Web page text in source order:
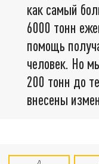
как самый
6000 тонн
помощь
человек. Но
200 тонн до
внесены